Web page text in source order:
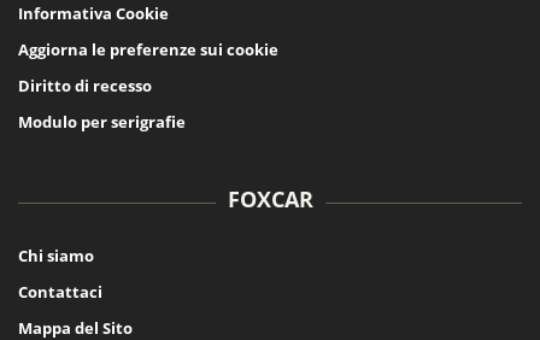
Informativa Cookie
Aggiorna le preferenze sui cookie
Diritto di recesso
Modulo per serigrafie
FOXCAR
Chi siamo
Contattaci
Mappa del Sito